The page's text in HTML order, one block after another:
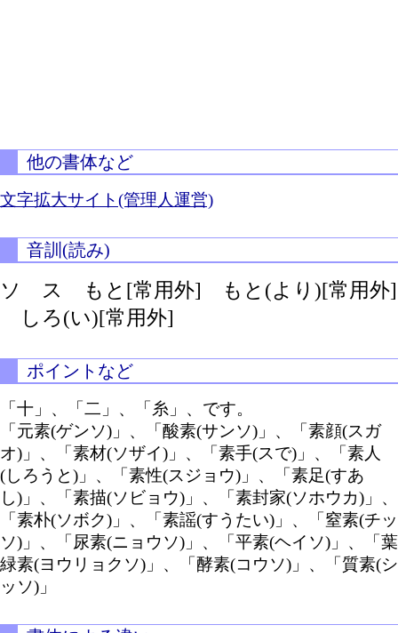
他の書体など
文字拡大サイト(管理人運営)
音訓(読み)
ソ ス もと[常用外]
もと(より)[常用外]
しろ(い)[常用外]
ポイントなど
「十」、「二」、「糸」、です。
「元素(ゲンソ)」、「酸素(サンソ)」、「素顔(スガ
オ)」、「素材(ソザイ)」、「素手(スで)」、「素人
(しろうと)」、「素性(スジョウ)」、「素足(すあ
し)」、「素描(ソビョウ)」、「素封家(ソホウカ)」、
「素朴(ソボク)」、「素謡(すうたい)」、「窒素(チッ
ソ)」、「尿素(ニョウソ)」、「平素(ヘイソ)」、「葉
緑素(ヨウリョクソ)」、「酵素(コウソ)」、「質素(シ
ッソ)」